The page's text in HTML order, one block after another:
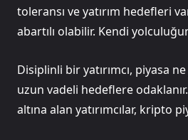
toleransı ve yatırım hedefleri
abartılı olabilir. Kendi
Disiplinli bir yatırımcı, piyasa
uzun vadeli hedeflere
altına alan yatırımcılar, kripto